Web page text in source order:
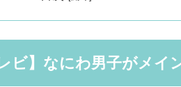
ビ】なにわ男子がメイ